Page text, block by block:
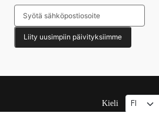
Liity uusimpiin päivityksiimme
Kieli